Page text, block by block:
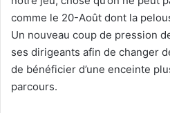
comme le 20-Août dont la
Un nouveau coup de pression
ses dirigeants afin de changer
de bénéficier d’une enceinte
parcours.